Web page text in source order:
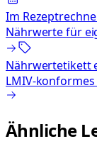
Im
Nährwerte für
Nährwertetikett
LMIV-
Ähnliche